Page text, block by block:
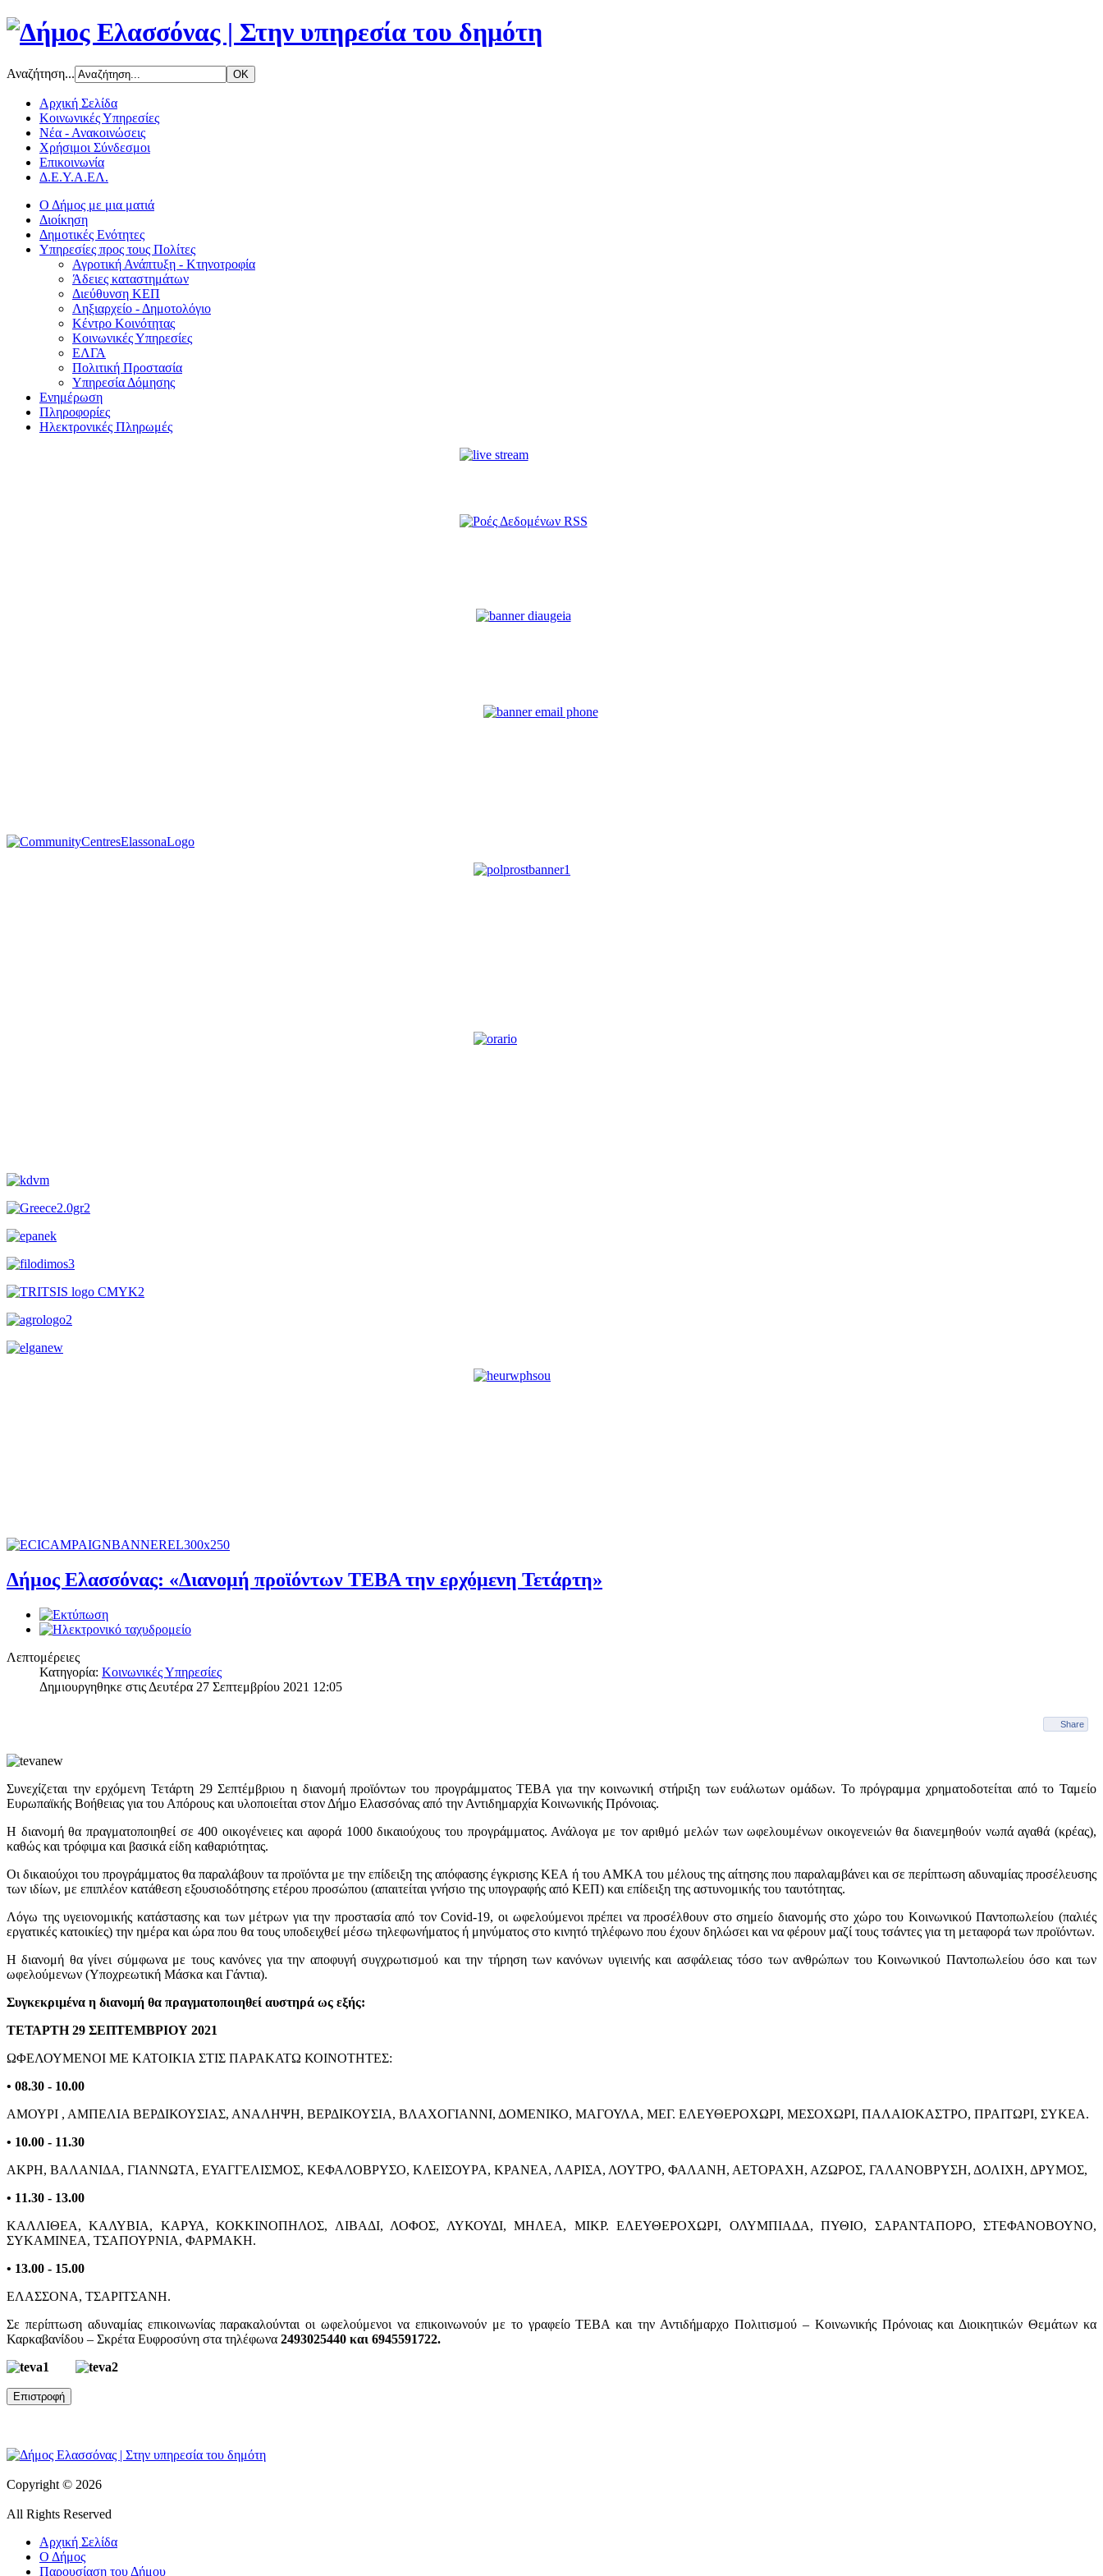
Αναζήτηση...
Αρχική Σελίδα
Κοινωνικές Υπηρεσίες
Νέα - Ανακοινώσεις
Χρήσιμοι Σύνδεσμοι
Επικοινωνία
Δ.Ε.Υ.Α.ΕΛ.
Ο Δήμος με μια ματιά
Διοίκηση
Δημοτικές Ενότητες
Υπηρεσίες προς τους Πολίτες
Αγροτική Ανάπτυξη - Κτηνοτροφία
Άδειες καταστημάτων
Διεύθυνση ΚΕΠ
Ληξιαρχείο - Δημοτολόγιο
Κέντρο Κοινότητας
Κοινωνικές Υπηρεσίες
ΕΛΓΑ
Πολιτική Προστασία
Υπηρεσία Δόμησης
Ενημέρωση
Πληροφορίες
Ηλεκτρονικές Πληρωμές
Δήμος Ελασσόνας: «Διανομή προϊόντων ΤΕΒΑ την ερχόμενη Τετάρτη»
Λεπτομέρειες
Κατηγορία: Κοινωνικές Υπηρεσίες
Δημιουργηθηκε στις Δευτέρα 27 Σεπτεμβρίου 2021 12:05
Share
Συνεχίζεται την ερχόμενη Τετάρτη 29 Σεπτέμβριου η διανομή προϊόντων του προγράμματος ΤΕΒΑ για την κοινωνική στήριξη των ευάλωτων ομάδων. Το πρόγραμμα χρηματοδοτείται από το Ταμείο
Ευρωπαϊκής Βοήθειας για του Απόρους και υλοποιείται στον Δήμο Ελασσόνας από την Αντιδημαρχία Κοινωνικής Πρόνοιας.
Η διανομή θα πραγματοποιηθεί σε 400 οικογένειες και αφορά 1000 δικαιούχους του προγράμματος. Ανάλογα με τον αριθμό μελών των ωφελουμένων οικογενειών θα διανεμηθούν νωπά αγαθά (κρέας),
καθώς και τρόφιμα και βασικά είδη καθαριότητας.
Οι δικαιούχοι του προγράμματος θα παραλάβουν τα προϊόντα με την επίδειξη της απόφασης έγκρισης ΚΕΑ ή του ΑΜΚΑ του μέλους της αίτησης που παραλαμβάνει και σε περίπτωση αδυναμίας προσέλευσης
των ιδίων, με επιπλέον κατάθεση εξουσιοδότησης ετέρου προσώπου (απαιτείται γνήσιο της υπογραφής από ΚΕΠ) και επίδειξη της αστυνομικής του ταυτότητας.
Λόγω της υγειονομικής κατάστασης και των μέτρων για την προστασία από τον Covid-19, οι ωφελούμενοι πρέπει να προσέλθουν στο σημείο διανομής στο χώρο του Κοινωνικού Παντοπωλείου (παλιές
εργατικές κατοικίες) την ημέρα και ώρα που θα τους υποδειχθεί μέσω τηλεφωνήματος ή μηνύματος στο κινητό τηλέφωνο που έχουν δηλώσει και να φέρουν μαζί τους τσάντες για τη μεταφορά των προϊόντων.
Η διανομή θα γίνει σύμφωνα με τους κανόνες για την αποφυγή συγχρωτισμού και την τήρηση των κανόνων υγιεινής και ασφάλειας τόσο των ανθρώπων του Κοινωνικού Παντοπωλείου όσο και των
ωφελούμενων (Υποχρεωτική Μάσκα και Γάντια).
Συγκεκριμένα η διανομή θα πραγματοποιηθεί αυστηρά ως εξής:
ΤΕΤΑΡΤΗ 29 ΣΕΠΤΕΜΒΡΙΟΥ 2021
ΩΦΕΛΟΥΜΕΝΟΙ ΜΕ ΚΑΤΟΙΚΙΑ ΣΤΙΣ ΠΑΡΑΚΑΤΩ ΚΟΙΝΟΤΗΤΕΣ:
• 08.30 - 10.00
ΑΜΟΥΡΙ , ΑΜΠΕΛΙΑ ΒΕΡΔΙΚΟΥΣΙΑΣ, ΑΝΑΛΗΨΗ, ΒΕΡΔΙΚΟΥΣΙΑ, ΒΛΑΧΟΓΙΑΝΝΙ, ΔΟΜΕΝΙΚΟ, ΜΑΓΟΥΛΑ, ΜΕΓ. ΕΛΕΥΘΕΡΟΧΩΡΙ, ΜΕΣΟΧΩΡΙ, ΠΑΛΑΙΟΚΑΣΤΡΟ, ΠΡΑΙΤΩΡΙ, ΣΥΚΕΑ.
• 10.00 - 11.30
ΑΚΡΗ, ΒΑΛΑΝΙΔΑ, ΓΙΑΝΝΩΤΑ, ΕΥΑΓΓΕΛΙΣΜΟΣ, ΚΕΦΑΛΟΒΡΥΣΟ, ΚΛΕΙΣΟΥΡΑ, ΚΡΑΝΕΑ, ΛΑΡΙΣΑ, ΛΟΥΤΡΟ, ΦΑΛΑΝΗ, ΑΕΤΟΡΑΧΗ, ΑΖΩΡΟΣ, ΓΑΛΑΝΟΒΡΥΣΗ, ΔΟΛΙΧΗ, ΔΡΥΜΟΣ,
• 11.30 - 13.00
ΚΑΛΛΙΘΕΑ, ΚΑΛΥΒΙΑ, ΚΑΡΥΑ, ΚΟΚΚΙΝΟΠΗΛΟΣ, ΛΙΒΑΔΙ, ΛΟΦΟΣ, ΛΥΚΟΥΔΙ, ΜΗΛΕΑ, ΜΙΚΡ. ΕΛΕΥΘΕΡΟΧΩΡΙ, ΟΛΥΜΠΙΑΔΑ, ΠΥΘΙΟ, ΣΑΡΑΝΤΑΠΟΡΟ, ΣΤΕΦΑΝΟΒΟΥΝΟ,
ΣΥΚΑΜΙΝΕΑ, ΤΣΑΠΟΥΡΝΙΑ, ΦΑΡΜΑΚΗ.
• 13.00 - 15.00
ΕΛΑΣΣΟΝΑ, ΤΣΑΡΙΤΣΑΝΗ.
Σε περίπτωση αδυναμίας επικοινωνίας παρακαλούνται οι ωφελούμενοι να επικοινωνούν με το γραφείο ΤΕΒΑ και την Αντιδήμαρχο Πολιτισμού – Κοινωνικής Πρόνοιας και Διοικητικών Θεμάτων κα
Καρκαβανίδου – Σκρέτα Ευφροσύνη στα τηλέφωνα 2493025440 και 6945591722.
Copyright © 2026
All Rights Reserved
Αρχική Σελίδα
Ο Δήμος
Παρουσίαση του Δήμου